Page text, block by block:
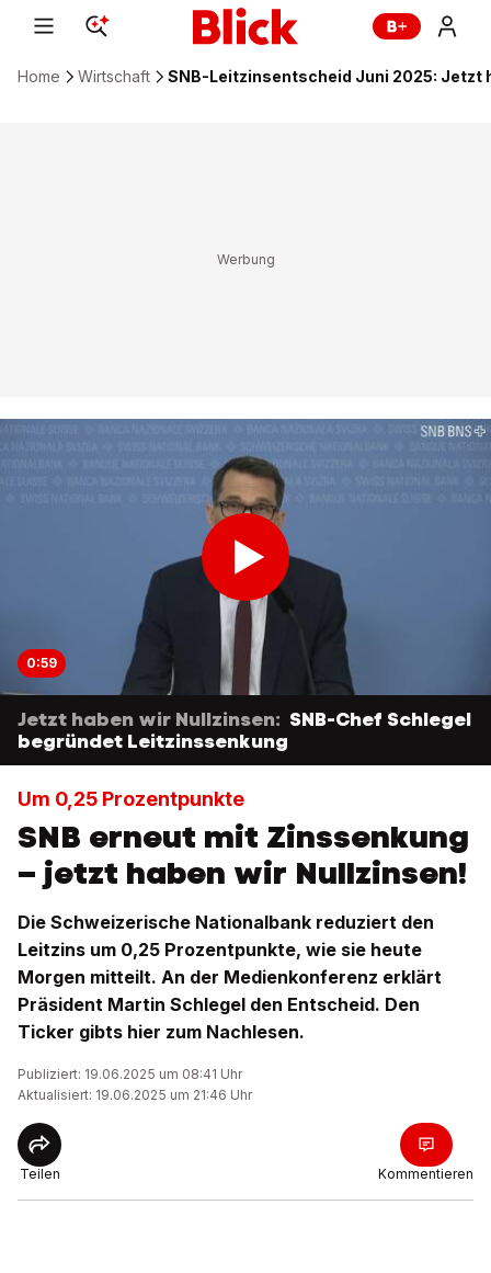
Home Wirtschaft SNB-Leitzinsentscheid Juni 2025: Jetzt
0:59
Jetzt haben wir Nullzinsen: SNB-Chef Schlegel
begründet Leitzinssenkung
Um 0,25 Prozentpunkte
SNB erneut mit Zinssenkung
– jetzt haben wir Nullzinsen!
Die Schweizerische Nationalbank reduziert den
Leitzins um 0,25 Prozentpunkte, wie sie heute
Morgen mitteilt. An der Medienkonferenz erklärt
Präsident Martin Schlegel den Entscheid. Den
Ticker gibts hier zum Nachlesen.
Publiziert: 19.06.2025 um 08:41 Uhr
Aktualisiert: 19.06.2025 um 21:46 Uhr
Teilen Kommentieren